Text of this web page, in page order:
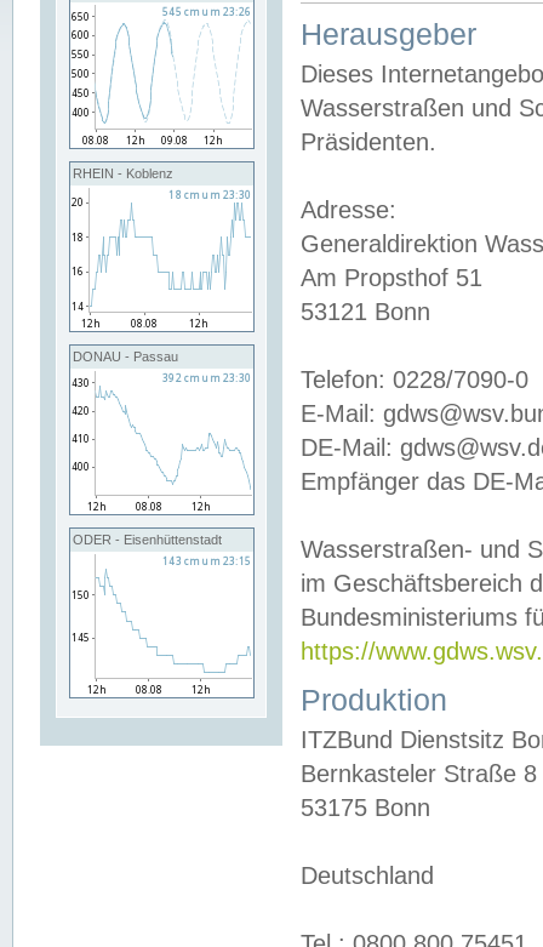
RHEIN - Koblenz
DONAU - Passau
ODER - Eisenhüttenstadt
Herausgeber
Dieses
Wasserstraßen und
Präsidenten.
Adresse:
Generaldirektion
Am Propsthof 51
53121 Bonn
Telefon: 0228/7090-0
E-Mail:
DE-Mail:
Empfänger das DE-
Wasserstraßen- und
im Geschäftsbereich
Bundesministeriums
https://
Produktion
ITZBund Dienstsitz
Bernkasteler Straße 8
53175 Bonn
Deutschland